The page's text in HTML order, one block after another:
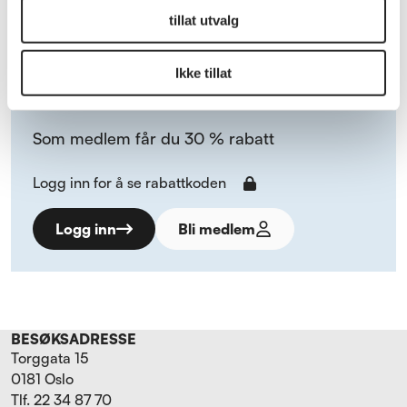
tillat utvalg
Ikke tillat
Bruk din medlemsfordel hos
SeniorUni
Som medlem får du 30 % rabatt
Logg inn for å se rabattkoden
Logg inn Bli medlem
BESØKSADRESSE
Torggata 15
0181 Oslo
Tlf. 22 34 87 70